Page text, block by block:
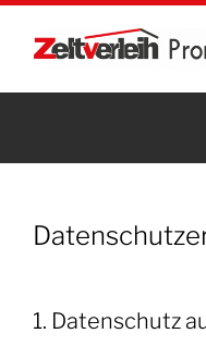
1. Datenschutz